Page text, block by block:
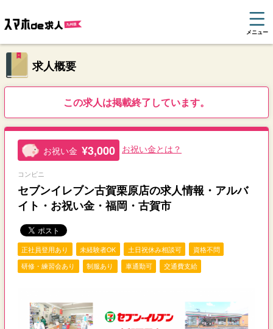
メニュー
求人概要
この求人は掲載終了しています。
お祝い金 ¥3,000 お祝い金とは？
コンビニ
セブンイレブン古賀栗原店の求人情報・アルバ
イト・お祝い金・福岡・古賀市
正社員登用あり 未経験者OK 土日祝休み相談可
資格不問
研修・練習会あり
制服あり 車通勤可 交通費支給